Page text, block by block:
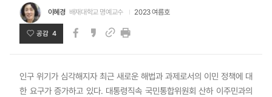
이혜경 배재대학교 명예교수 2023 여름호
공감 4
인구 위기가 심각해지자 최근 새로운 해법과 과제로서의 이민 정책에 대
한 요구가 증가하고 있다. 대통령직속 국민통합위원회 산하 이주민과의